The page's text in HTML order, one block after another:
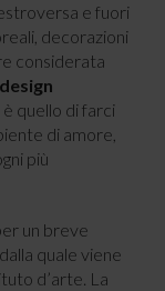
e fuori
decorazioni
considerata
è quello di farci
di amore,
più
un breve
quale viene
d’arte. La